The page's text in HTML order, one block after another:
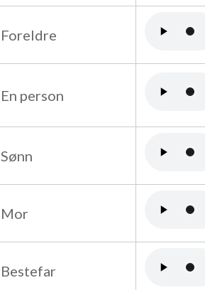
Foreldre
En person
Sønn
Mor
Bestefar